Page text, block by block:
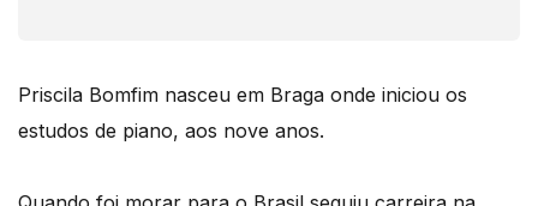
Priscila Bomfim nasceu em Braga onde iniciou os
estudos de piano, aos nove anos.